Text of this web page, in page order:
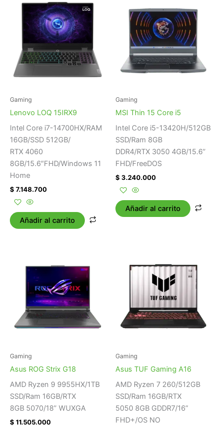
Gaming
Lenovo LOQ 15IRX9
Intel Core i7-14700HX/RAM
16GB/SSD 512GB/
RTX 4060
8GB/15.6″FHD/Windows 11
Home
$ 7.148.700
Añadir al carrito
Gaming
MSI Thin 15 Core i5
Intel Core i5-13420H/512GB
SSD/Ram 8GB
DDR4/RTX 3050 4GB/15.6”
FHD/FreeDOS
$ 3.240.000
Añadir al carrito
Gaming
Asus ROG Strix G18
AMD Ryzen 9 9955HX/1TB
SSD/Ram 16GB/RTX
8GB 5070/18” WUXGA
$ 11.505.000
Gaming
Asus TUF Gaming A16
AMD Ryzen 7 260/512GB
SSD/Ram 16GB/RTX
5050 8GB GDDR7/16”
FHD+/OS NO